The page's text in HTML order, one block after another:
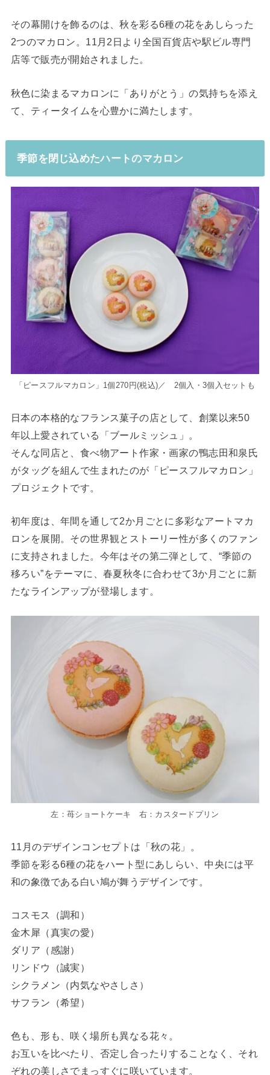
その幕開けを飾るのは、秋を彩る6種の花をあしらった
2つのマカロン。11月2日より全国百貨店や駅ビル専門
店等で販売が開始されました。
秋色に染まるマカロンに「ありがとう」の気持ちを添え
て、ティータイムを心豊かに満たします。
季節を閉じ込めたハートのマカロン
「ピースフルマカロン」1個270円(税込)／ 2個入・3個入セットも
日本の本格的なフランス菓子の店として、創業以来50
年以上愛されている「ブールミッシュ」。
そんな同店と、食べ物アート作家・画家の鴨志田和泉氏
がタッグを組んで生まれたのが「ピースフルマカロン」
プロジェクトです。
初年度は、年間を通して2か月ごとに多彩なアートマカ
ロンを展開。その世界観とストーリー性が多くのファン
に支持されました。今年はその第二弾として、“季節の
移ろい”をテーマに、春夏秋冬に合わせて3か月ごとに新
たなラインアップが登場します。
左：苺ショートケーキ 右：カスタードプリン
11月のデザインコンセプトは「秋の花」。
季節を彩る6種の花をハート型にあしらい、中央には平
和の象徴である白い鳩が舞うデザインです。
コスモス（調和）
金木犀（真実の愛）
ダリア（感謝）
リンドウ（誠実）
シクラメン（内気なやさしさ）
サフラン（希望）
色も、形も、咲く場所も異なる花々。
お互いを比べたり、否定し合ったりすることなく、それ
ぞれの美しさでまっすぐに咲いています。